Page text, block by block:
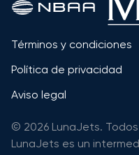
Términos y condiciones
Política de privacidad
Aviso legal
© 2026 LunaJets.
LunaJets es un